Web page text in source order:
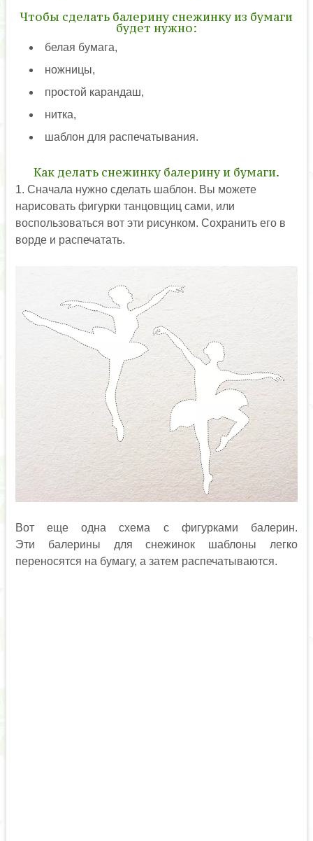
Чтобы сделать балерину снежинку из бумаги
будет нужно:
белая бумага,
ножницы,
простой карандаш,
нитка,
шаблон для распечатывания.
Как делать снежинку балерину и бумаги.
1. Сначала нужно сделать шаблон. Вы можете
нарисовать фигурки танцовщиц сами, или
воспользоваться вот эти рисунком. Сохранить его в
ворде и распечатать.
Вот еще одна схема с фигурками балерин.
Эти балерины для снежинок шаблоны легко
переносятся на бумагу, а затем распечатываются.